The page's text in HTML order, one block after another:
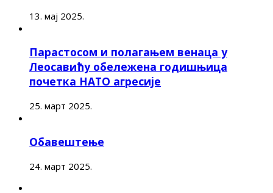
13. мај 2025.
Парастосом и полагањем венаца у
Леосавићу обележена годишњица
почетка НАТО агресије
25. март 2025.
Обавештење
24. март 2025.